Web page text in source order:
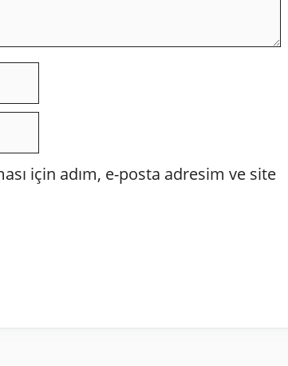
için adım, e-posta adresim ve site